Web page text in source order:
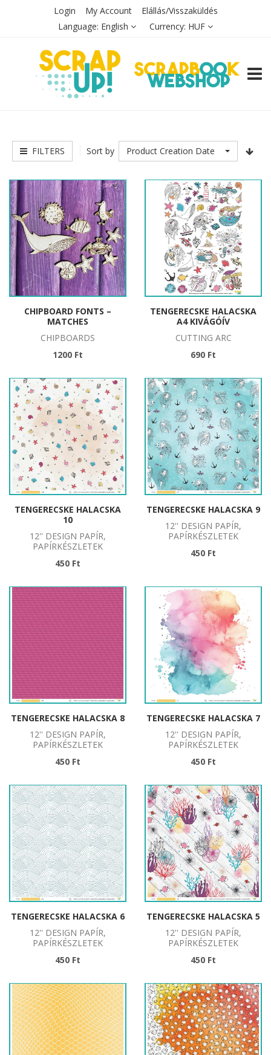
Login My Account
Elállás/Visszaküldés
Language: English Currency: HUF
FILTERS Sort by Product Creation Date
CHIPBOARD FONTS –
MATCHES
CHIPBOARDS
1200 Ft
TENGERECSKE HALACSKA
A4 KIVÁGÓÍV
CUTTING ARC
690 Ft
TENGERECSKE HALACSKA
10
12'' DESIGN PAPÍR,
PAPÍRKÉSZLETEK
450 Ft
TENGERECSKE HALACSKA 9
12'' DESIGN PAPÍR,
PAPÍRKÉSZLETEK
450 Ft
TENGERECSKE HALACSKA 8
12'' DESIGN PAPÍR,
PAPÍRKÉSZLETEK
450 Ft
TENGERECSKE HALACSKA 7
12'' DESIGN PAPÍR,
PAPÍRKÉSZLETEK
450 Ft
TENGERECSKE HALACSKA 6
12'' DESIGN PAPÍR,
PAPÍRKÉSZLETEK
450 Ft
TENGERECSKE HALACSKA 5
12'' DESIGN PAPÍR,
PAPÍRKÉSZLETEK
450 Ft